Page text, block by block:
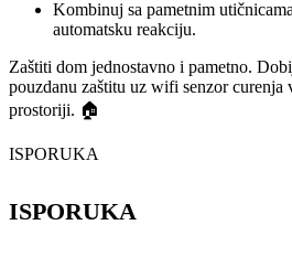
Kombinuj sa pametnim
automatsku reakciju.
Zaštiti dom jednostavno i pametno.
pouzdanu zaštitu uz wifi senzor curenja
prostoriji. 🏠
ISPORUKA
ISPORUKA